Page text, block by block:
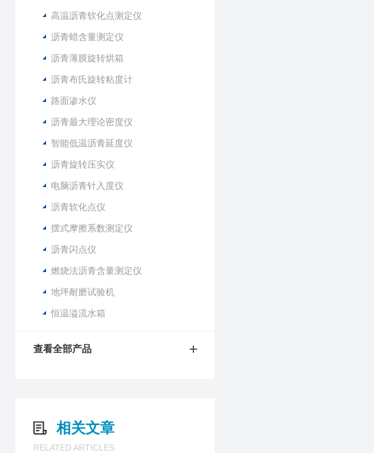
高温沥青软化点测定仪
沥青蜡含量测定仪
沥青薄膜旋转烘箱
沥青布氏旋转粘度计
路面渗水仪
沥青最大理论密度仪
智能低温沥青延度仪
沥青旋转压实仪
电脑沥青针入度仪
沥青软化点仪
摆式摩擦系数测定仪
沥青闪点仪
燃烧法沥青含量测定仪
地坪耐磨试验机
恒温溢流水箱
查看全部产品
相关文章
RELATED ARTICLES